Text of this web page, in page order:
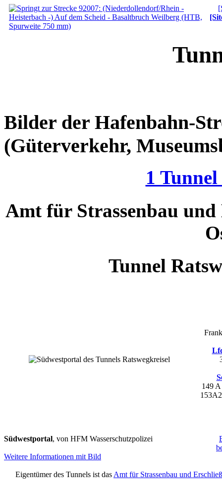
Bilder der Hafenbahn-
(Güterverkehr,
1
Amt für Strassenbau
Tunnel
149 A
Südwestportal, von HFM Wasserschutzpolizei
Weitere Informationen mit Bild
Eigentümer des Tunnels ist das Amt für Strassenbau und